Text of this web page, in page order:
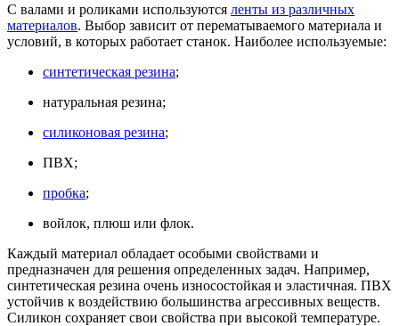
С валами и роликами используются ленты из различных
материалов. Выбор зависит от перематываемого материала и
условий, в которых работает станок. Наиболее используемые:
синтетическая резина;
натуральная резина;
силиконовая резина;
ПВХ;
пробка;
войлок, плюш или флок.
Каждый материал обладает особыми свойствами и
предназначен для решения определенных задач. Например,
синтетическая резина очень износостойкая и эластичная. ПВХ
устойчив к воздействию большинства агрессивных веществ.
Силикон сохраняет свои свойства при высокой температуре.